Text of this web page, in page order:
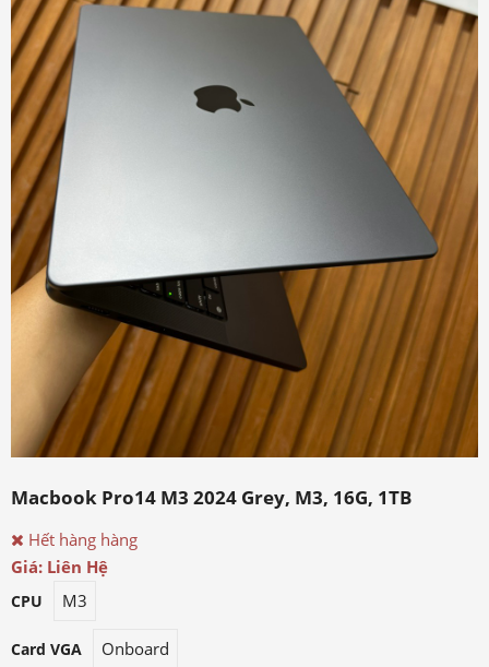
Macbook Pro14 M3 2024 Grey, M3, 16G, 1TB
Hết hàng hàng
Giá: Liên Hệ
CPU M3
Card VGA Onboard